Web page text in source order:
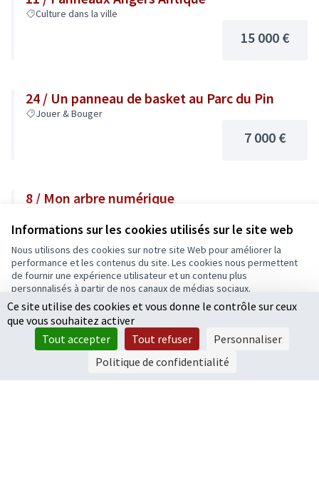
Informations sur les cookies utilisés sur le site web
Nous utilisons des cookies sur notre site Web pour améliorer la
performance et les contenus du site. Les cookies nous permettent
de fournir une expérience utilisateur et un contenu plus
personnalisés à partir de nos canaux de médias sociaux.
Tout accepter
Accepter seulement les cookies essentiels
Paramètres
Culture dans la ville
15 000 €
24 / Un panneau de basket au Parc du Pin
Jouer & Bouger
7 000 €
8 / Mon arbre numérique
60 000 €
Résultats par page : 50
1 2
Ce site utilise des cookies et vous donne le contrôle sur ceux
que vous souhaitez activer
Tout accepter
Tout refuser
Personnaliser
Politique de confidentialité